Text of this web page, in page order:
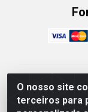
O nosso site
terceiros para
Camaquã
Hanquet,